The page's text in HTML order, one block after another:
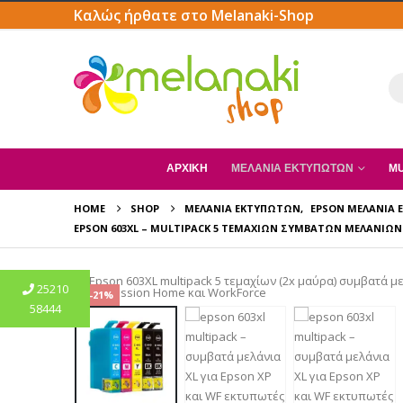
Καλώς ήρθατε στο Melanaki-Shop
ΑΡΧΙΚΗ ΜΕΛΆΝΙΑ ΕΚΤΥΠΩΤΏΝ
HOME SHOP ΜΕΛΆΝΙΑ ΕΚΤΥΠΩΤΏΝ, EPSON
EPSON 603XL – MULTIPACK 5 ΤΕΜΑΧΊΩΝ ΣΥΜΒΑΤΏΝ ΜΕΛΑΝΙΏΝ
-21%
25210
58444